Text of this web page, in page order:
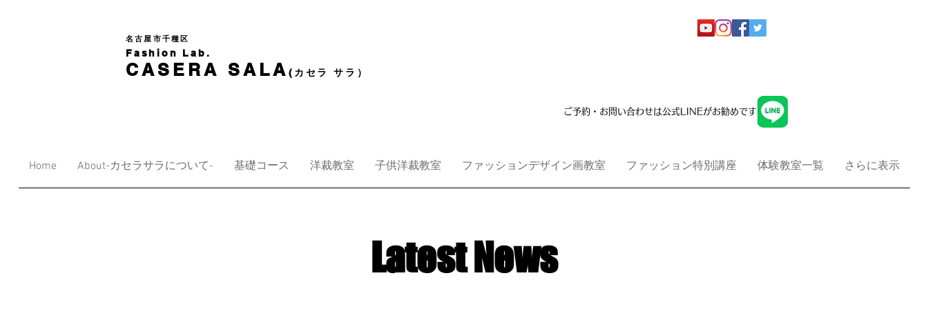
名古屋市千種区
Fashion Lab.
CASERA SALA (カセラ サラ）
ご予約・お問い合わせは公式LINEがお勧めです
Home About-カセラサラについて- 基礎コース 洋裁教室 子供洋裁教室 ファッションデザイン画教室 ファッション特別講座 体験教室一覧 さらに表示
Latest News